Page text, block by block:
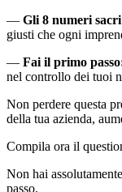
— Gli 8 numeri
giusti che ogni
— Fai il primo
nel controllo dei tuoi
Non perdere questa
della tua azienda,
Compila ora il
Non hai
passo.